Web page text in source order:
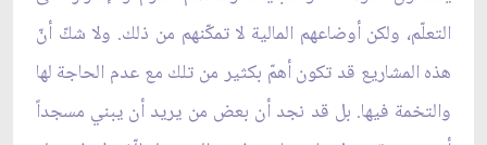
التعلّم، ولكن أوضاعهم المالية لا تمكّنهم من ذلك. ولا شكّ أنّ
هذه المشاريع قد تكون أهمّ بكثير من تلك مع عدم الحاجة لها
والتخمة فيها. بل قد نجد أن بعض من يريد أن يبني مسجداً